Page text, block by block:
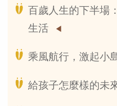
百歲人生的下半場
生活
乘風航行，激起小
給孩子怎麼樣的未